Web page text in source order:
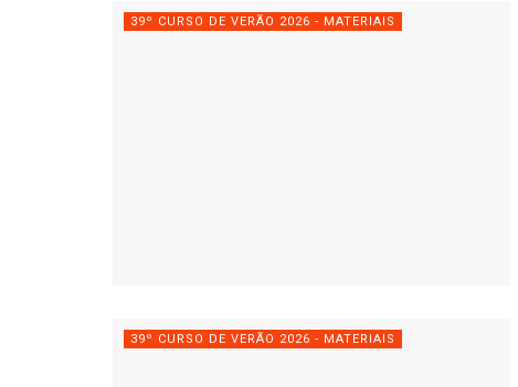
39º CURSO DE VERÃO 2026 - MATERIAIS
39º CURSO DE VERÃO 2026 - MATERIAIS